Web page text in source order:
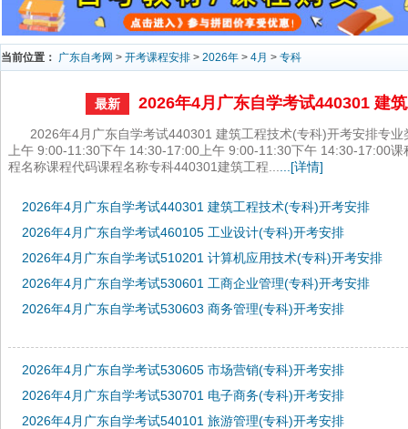
当前位置： 广东自考网 > 开考课程安排 > 2026年 > 4月 > 专科
最新 2026年4月广东自学考试440301 建
2026年4月广东自学考试440301 建筑工程技术(专科)开考安排专
上午 9:00-11:30下午 14:30-17:00上午 9:00-11:30下午 14:30-17:00
程名称课程代码课程名称专科440301建筑工程...
...[详情]
2026年4月广东自学考试440301 建筑工程技术(专科)开考安排
2026年4月广东自学考试460105 工业设计(专科)开考安排
2026年4月广东自学考试510201 计算机应用技术(专科)开考安排
2026年4月广东自学考试530601 工商企业管理(专科)开考安排
2026年4月广东自学考试530603 商务管理(专科)开考安排
2026年4月广东自学考试530605 市场营销(专科)开考安排
2026年4月广东自学考试530701 电子商务(专科)开考安排
2026年4月广东自学考试540101 旅游管理(专科)开考安排